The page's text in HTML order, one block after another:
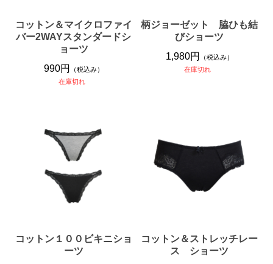
コットン＆マイクロファイ
バー2WAYスタンダードシ
ョーツ
990円
（税込み）
在庫切れ
柄ジョーゼット 脇ひも結
びショーツ
1,980円
（税込み）
在庫切れ
コットン１００ビキニショ
ーツ
コットン＆ストレッチレー
ス ショーツ